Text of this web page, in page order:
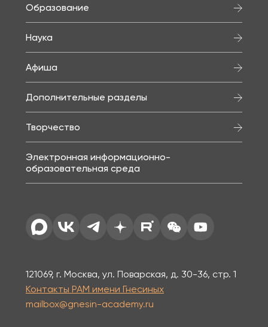
Образование
Наука
Афиша
Дополнительные разделы
Творчество
Электронная информационно-
образовательная среда
121069, г. Москва, ул. Поварская, д. 30-36, стр. 1
Контакты РАМ имени Гнесиных
mailbox@gnesin-academy.ru